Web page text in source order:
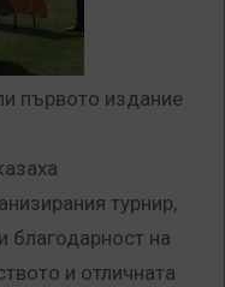
първото издание
турнир,
благодарност на
и отличната